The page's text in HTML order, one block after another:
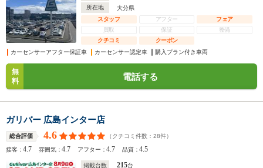
所在地
大分県
スタッフ
アフター
フェア
買取
保証
整備
クチコミ
クーポン
カーセンサーアフター保証車
カーセンサー認定車 購入プラン付き車両
無
料
電話する
ガリバー 広島インター店
総合評価 4.6 （クチコミ件数： 28件）
接客：4.7 雰囲気：4.7 アフター：4.7 品質：4.5
掲載台数 215台